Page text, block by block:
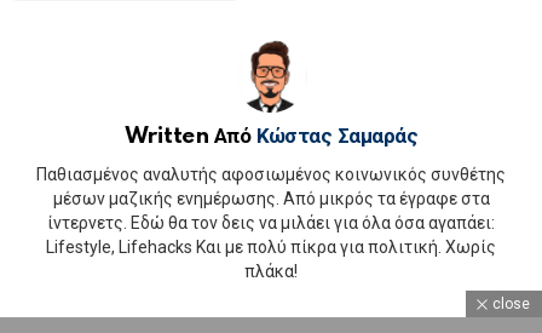
Written Από Κώστας Σαμαράς
Παθιασμένος αναλυτής αφοσιωμένος κοινωνικός συνθέτης
μέσων μαζικής ενημέρωσης. Από μικρός τα έγραφε στα
ίντερνετς. Εδώ θα τον δεις να μιλάει για όλα όσα αγαπάει:
Lifestyle, Lifehacks Και με πολύ πίκρα για πολιτική. Χωρίς
πλάκα!
close